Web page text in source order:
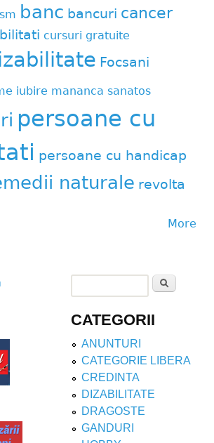
banc bancuri cancer
cursuri gratuite
Focsani
iubire mananca sanatos
persoane cu
persoane cu handicap
naturale revolta
More
Search form
CATEGORII
ANUNTURI
CATEGORIE LIBERA
CREDINTA
DIZABILITATE
DRAGOSTE
GANDURI